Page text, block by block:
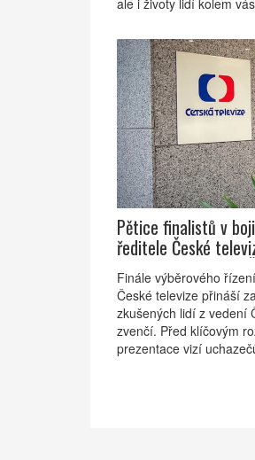
ale i životy lidí kolem
Pětice finalistů v
ředitele České
Karas, Ponikelský a
Finále výběrového
České televize přináší
zkušených lidí z vedení
zvenčí. Před klíčovým
prezentace vizí